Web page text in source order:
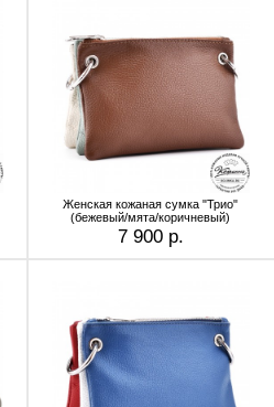
Женская кожаная сумка "Трио"
(бежевый/мята/коричневый)
7 900 р.